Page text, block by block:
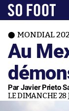
MONDIAL
Au
Par Javier Prieto
LE DIMANCHE 28